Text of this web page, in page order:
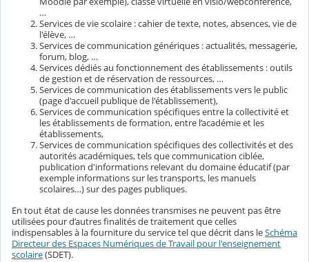
…
Services de vie scolaire : cahier de texte, notes, absences, vie de
l'élève, …
Services de communication génériques : actualités, messagerie,
forum, blog, …
Services dédiés au fonctionnement des établissements : outils
de gestion et de réservation de ressources, …
Services de communication des établissements vers le public
(page d'accueil publique de l'établissement),
Services de communication spécifiques entre la collectivité et
les établissements de formation, entre l’académie et les
établissements,
Services de communication spécifiques des collectivités et des
autorités académiques, tels que communication ciblée,
publication d'informations relevant du domaine éducatif (par
exemple informations sur les transports, les manuels
scolaires…) sur des pages publiques.
En tout état de cause les données transmises ne peuvent pas être
utilisées pour d’autres finalités de traitement que celles
indispensables à la fourniture du service tel que décrit dans leSchéma
Directeur des Espaces Numériques de Travail pour l'enseignement
scolaire(SDET).